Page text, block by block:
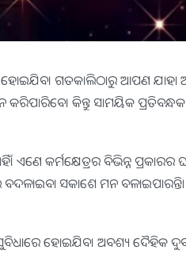
ହୋଇଯିବ। ଗତକାଲିଠାରୁ ଆପଣ
କରିପାରିବେ। କିନ୍ତୁ ସାମୟିକ
କର୍ମକ୍ଷେତ୍ରର ବିଭିନ୍ନ ପ୍ରକାରର
ସକାଶେ ମନ
ହୋଇଯିବ। ଅବଶ୍ୟ ଦୈହିକ